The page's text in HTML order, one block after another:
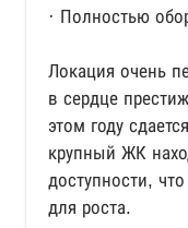
· Полностью
Локация очень
в сердце
этом году
крупный ЖК
доступности,
для роста.